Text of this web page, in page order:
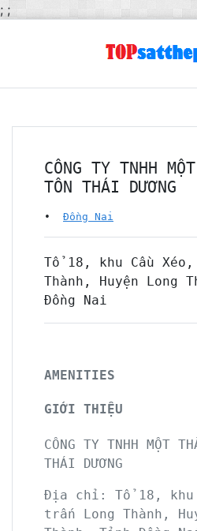
; ;
CÔNG TY TNHH
TÔN THÁI DƯƠNG
• Đồng Nai
Tổ 18, khu Cầu
Thành, Huyện Long
Đồng Nai
AMENITIES
GIỚI THIỆU
CÔNG TY TNHH MỘT
THÁI DƯƠNG
Địa chỉ: Tổ 18, khu
trấn Long Thành,